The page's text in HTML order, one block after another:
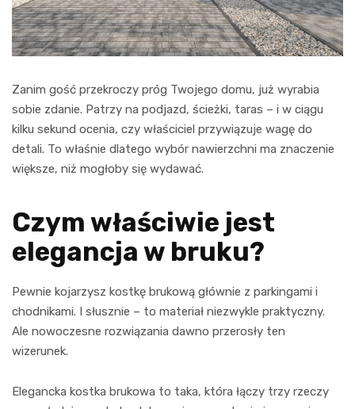
Zanim gość przekroczy próg Twojego domu, już wyrabia
sobie zdanie. Patrzy na podjazd, ścieżki, taras – i w ciągu
kilku sekund ocenia, czy właściciel przywiązuje wagę do
detali. To właśnie dlatego wybór nawierzchni ma znaczenie
większe, niż mogłoby się wydawać.
Czym właściwie jest
elegancja w bruku?
Pewnie kojarzysz kostkę brukową głównie z parkingami i
chodnikami. I słusznie – to materiał niezwykle praktyczny.
Ale nowoczesne rozwiązania dawno przerosły ten
wizerunek.
Elegancka kostka brukowa to taka, która łączy trzy rzeczy